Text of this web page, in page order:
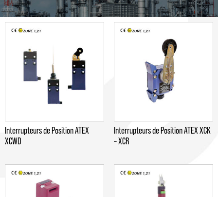
Interrupteurs de Position ATEX
XCWD
Interrupteurs de Position ATEX XCK
– XCR